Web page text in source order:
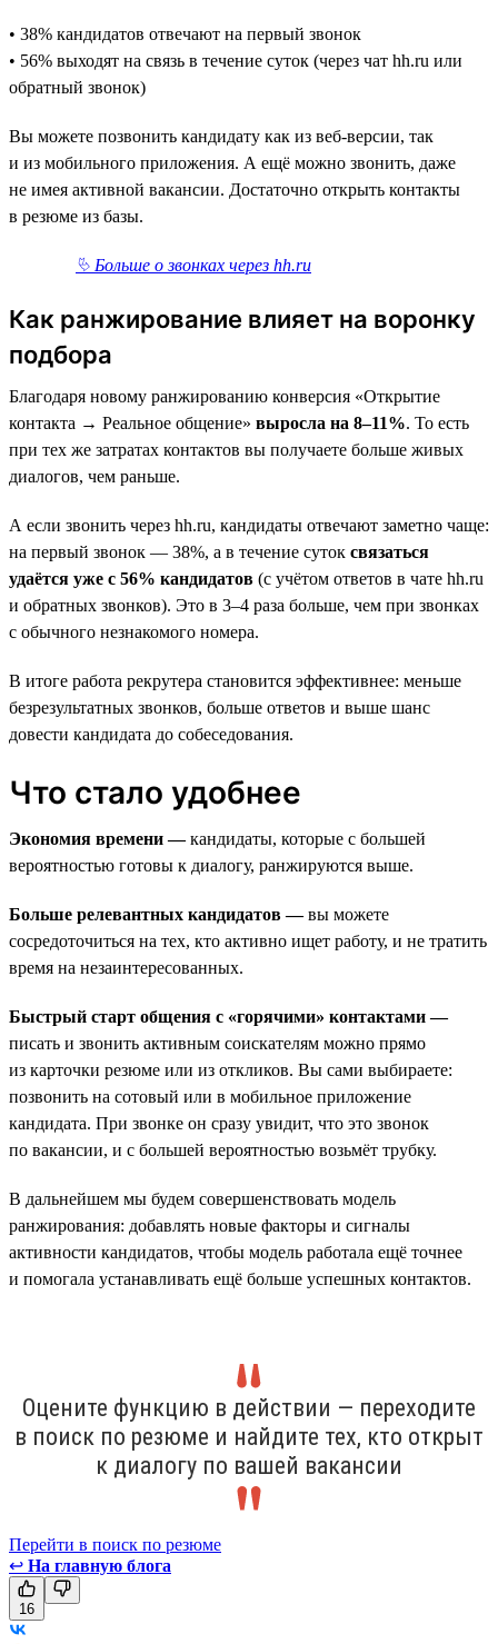
• 38% кандидатов отвечают на первый звонок
• 56% выходят на связь в течение суток (через чат hh.ru или
обратный звонок)
Вы можете позвонить кандидату как из веб-версии, так
и из мобильного приложения. А ещё можно звонить, даже
не имея активной вакансии. Достаточно открыть контакты
в резюме из базы.
⮱ Больше о звонках через hh.ru
Как ранжирование влияет на воронку
подбора
Благодаря новому ранжированию конверсия «Открытие
контакта → Реальное общение» выросла на 8–11%. То есть
при тех же затратах контактов вы получаете больше живых
диалогов, чем раньше.
А если звонить через hh.ru, кандидаты отвечают заметно чаще:
на первый звонок — 38%, а в течение суток связаться
удаётся уже с 56% кандидатов (с учётом ответов в чате hh.ru
и обратных звонков). Это в 3–4 раза больше, чем при звонках
с обычного незнакомого номера.
В итоге работа рекрутера становится эффективнее: меньше
безрезультатных звонков, больше ответов и выше шанс
довести кандидата до собеседования.
Что стало удобнее
Экономия времени —кандидаты, которые с большей
вероятностью готовы к диалогу, ранжируются выше.
Больше релевантных кандидатов —вы можете
сосредоточиться на тех, кто активно ищет работу, и не тратить
время на незаинтересованных.
Быстрый старт общения с «горячими» контактами —
писать и звонить активным соискателям можно прямо
из карточки резюме или из откликов. Вы сами выбираете:
позвонить на сотовый или в мобильное приложение
кандидата. При звонке он сразу увидит, что это звонок
по вакансии, и с большей вероятностью возьмёт трубку.
В дальнейшем мы будем совершенствовать модель
ранжирования: добавлять новые факторы и сигналы
активности кандидатов, чтобы модель работала ещё точнее
и помогала устанавливать ещё больше успешных контактов.
Оцените функцию в действии — переходите
в поиск по резюме и найдите тех, кто открыт
к диалогу по вашей вакансии
Перейти в поиск по резюме
↩ На главную блога
16